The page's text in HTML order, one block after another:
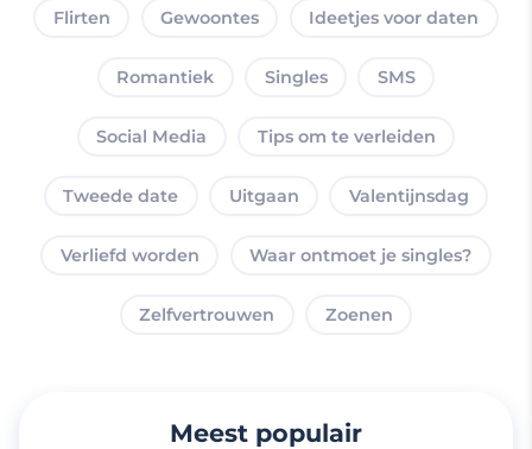
Flirten Gewoontes Ideetjes voor daten
Romantiek Singles SMS
Social Media Tips om te verleiden
Tweede date Uitgaan Valentijnsdag
Verliefd worden Waar ontmoet je singles?
Zelfvertrouwen Zoenen
Meest populair